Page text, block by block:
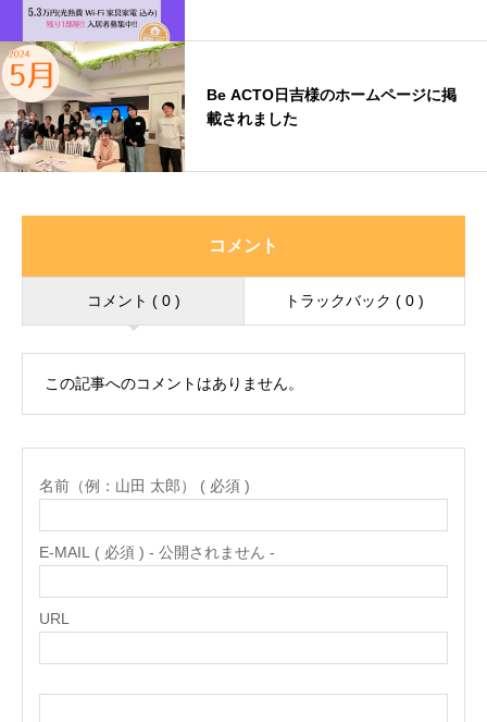
Be ACTO日吉様のホームページに掲
載されました
コメント
コメント ( 0 ) トラックバック ( 0 )
この記事へのコメントはありません。
名前（例：山田 太郎） ( 必須 )
E-MAIL ( 必須 ) - 公開されません -
URL